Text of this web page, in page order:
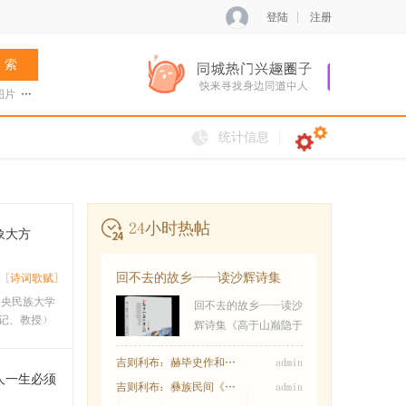
登陆 注册
索
片 张菊兰
统计信息
大方
[诗词歌赋]
民族大学
、教授）
一生必须
24小时热帖
回不去的故乡——读沙辉诗集
《高于山巅隐于
回不去的故乡——读沙
辉诗集《高于山巅隐于
吉则利布：赫毕史作和特毕乍木的传说 admin
吉则利布：彝族民间《乌乌与天王女儿兹俄妮 admin